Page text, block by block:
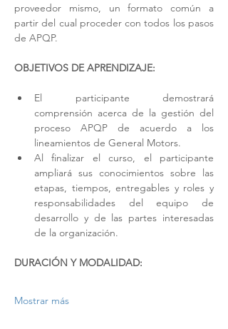
proveedor mismo, un formato común a
partir del cual proceder con todos los pasos
de APQP.
OBJETIVOS DE APRENDIZAJE:
El participante demostrará
comprensión acerca de la gestión del
proceso APQP de acuerdo a los
lineamientos de General Motors.
Al finalizar el curso, el participante
ampliará sus conocimientos sobre las
etapas, tiempos, entregables y roles y
responsabilidades del equipo de
desarrollo y de las partes interesadas
de la organización.
DURACIÓN Y MODALIDAD:
Mostrar más